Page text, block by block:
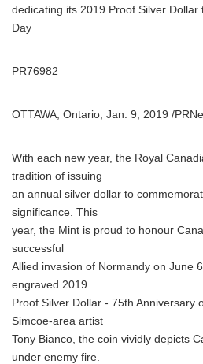
dedicating its 2019 Proof Silver Dollar
Day
PR76982
OTTAWA, Ontario, Jan. 9, 2019 /
With each new year, the Royal
tradition of issuing
an annual silver dollar to
significance. This
year, the Mint is proud to honour
successful
Allied invasion of Normandy on June
engraved 2019
Proof Silver Dollar - 75th Anniversary
Simcoe-area artist
Tony Bianco, the coin vividly depicts
under enemy fire.